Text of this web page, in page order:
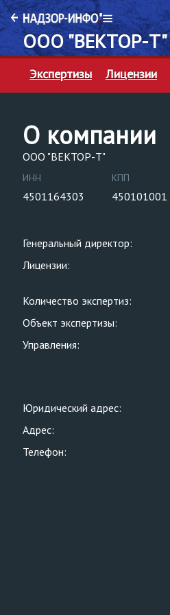
ООО "ВЕКТОР-Т"
Экспертизы Лицензии
О компании
ООО "ВЕКТОР-Т"
ИНН
4501164303
КПП
450101001
Генеральный директор:
Лицензии:
Количество экспертиз:
Объект экспертизы:
Управления:
Юридический адрес:
Адрес:
Телефон: